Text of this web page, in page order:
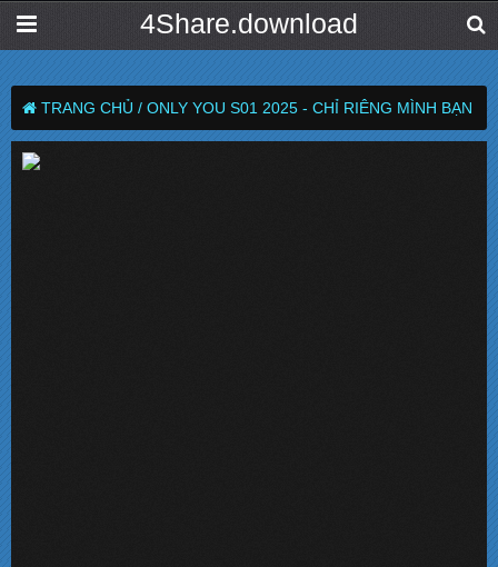
4Share.download
TRANG CHỦ / ONLY YOU S01 2025 - CHỈ RIÊNG MÌNH BẠN